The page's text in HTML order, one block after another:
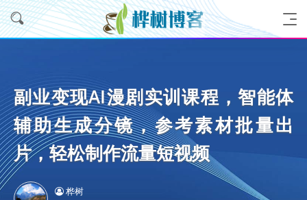
副业变现AI漫剧实训课程，智能体
辅助生成分镜，参考素材批量出
片，轻松制作流量短视频
桦树